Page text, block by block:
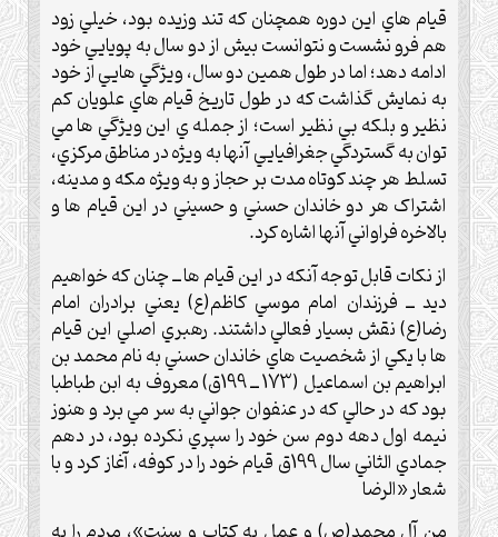
قيام هاي اين دوره همچنان که تند وزيده بود، خيلي زود
هم فرو نشست و نتوانست بيش از دو سال به پويايي خود
ادامه دهد؛ اما در طول همين دو سال، ويژگي هايي از خود
به نمايش گذاشت که در طول تاريخ قيام هاي علويان کم
نظير و بلکه بي نظير است؛ از جمله ي اين ويژگي ها مي
توان به گستردگي جغرافيايي آنها به ويژه در مناطق مرکزي،
تسلط هر چند کوتاه مدت بر حجاز و به ويژه مکه و مدينه،
اشتراک هر دو خاندان حسني و حسيني در اين قيام ها و
بالاخره فراواني آنها اشاره کرد.
از نکات قابل توجه آنکه در اين قيام ها ــ چنان که خواهيم
ديد ــ فرزندان امام موسي کاظم(ع) يعني برادران امام
رضا(ع) نقش بسيار فعالي داشتند. رهبري اصلي اين قيام
ها با يکي از شخصيت هاي خاندان حسني به نام محمد بن
ابراهيم بن اسماعيل (173 ــ 199ق) معروف به ابن طباطبا
بود که در حالي که در عنفوان جواني به سر مي برد و هنوز
نيمه اول دهه دوم سن خود را سپري نکرده بود، در دهم
جمادي الثاني سال 199ق قيام خود را در کوفه، آغاز کرد و با
شعار «الرضا